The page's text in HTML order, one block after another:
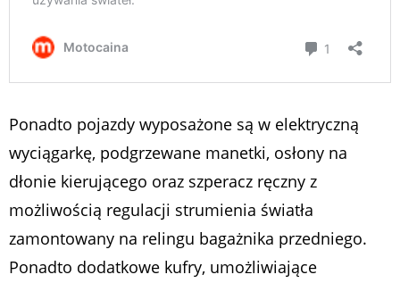
Ponadto pojazdy wyposażone są w elektryczną
wyciągarkę, podgrzewane manetki, osłony na
dłonie kierującego oraz szperacz ręczny z
możliwością regulacji strumienia światła
zamontowany na relingu bagażnika przedniego.
Ponadto dodatkowe kufry, umożliwiające